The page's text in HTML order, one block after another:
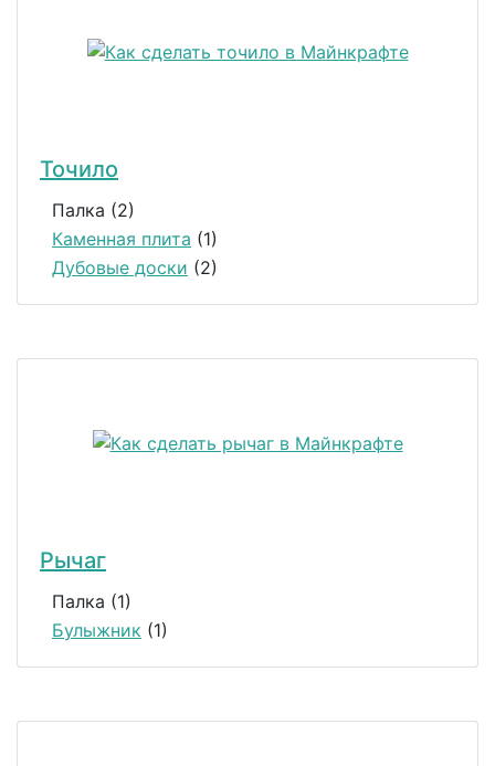
Точило
Палка (2)
Каменная плита (1)
Дубовые доски (2)
Рычаг
Палка (1)
Булыжник (1)